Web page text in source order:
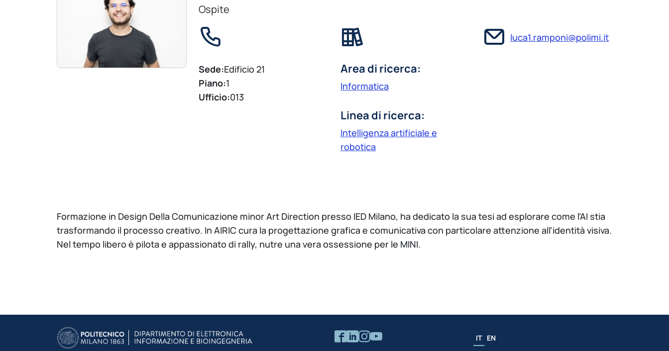
Ospite
Sede:Edificio 21
Piano:1
Ufficio:013
Area di ricerca:
Informatica
Linea di ricerca:
Intelligenza artificiale e
robotica
luca1.ramponi@polimi.it
Formazione in Design Della Comunicazione minor Art Direction presso IED Milano, ha dedicato la sua tesi ad esplorare come l’AI stia
trasformando il processo creativo. In AIRIC cura la progettazione grafica e comunicativa con particolare attenzione all’identità visiva.
Nel tempo libero è pilota e appassionato di rally, nutre una vera ossessione per le MINI.
IT EN